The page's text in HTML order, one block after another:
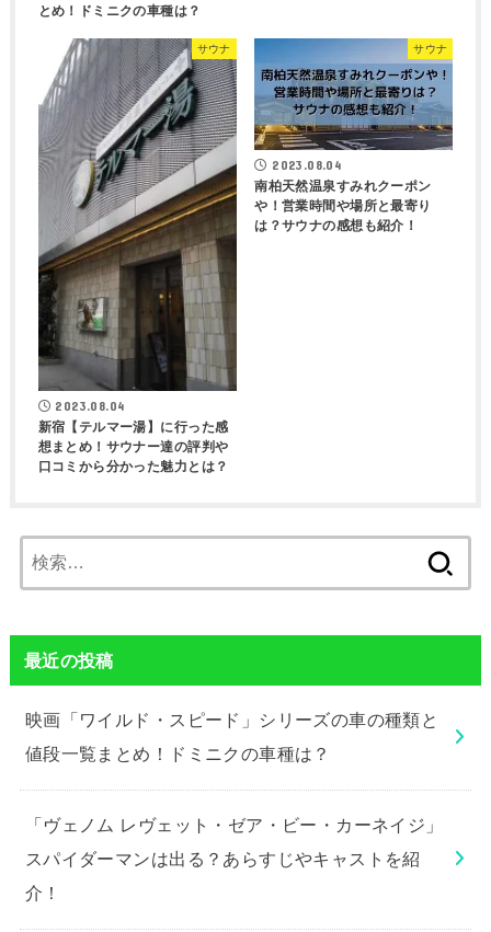
とめ！ドミニクの車種は？
サウナ
2023.08.04
新宿【テルマー湯】に行った感
想まとめ！サウナー達の評判や
口コミから分かった魅力とは？
サウナ
2023.08.04
南柏天然温泉すみれクーポン
や！営業時間や場所と最寄り
は？サウナの感想も紹介！
索:
最近の投稿
映画「ワイルド・スピード」シリーズの車の種類と
値段一覧まとめ！ドミニクの車種は？
「ヴェノム レヴェット・ゼア・ビー・カーネイジ」
スパイダーマンは出る？あらすじやキャストを紹
介！